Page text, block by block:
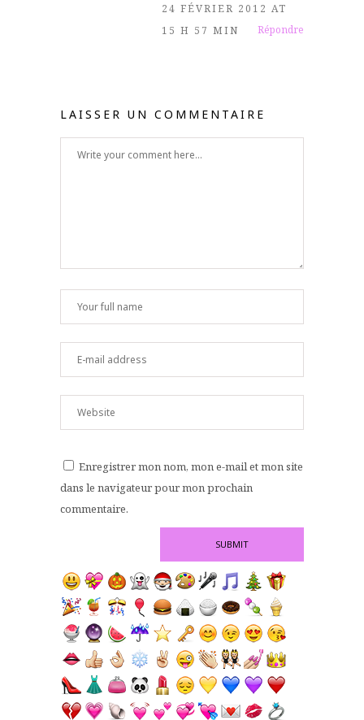
24 FÉVRIER 2012 AT
15 H 57 MIN
Répondre
LAISSER UN COMMENTAIRE
Enregistrer mon nom, mon e-mail et mon site
dans le navigateur pour mon prochain
commentaire.